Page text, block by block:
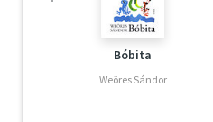
Bóbita
Weöres Sándor